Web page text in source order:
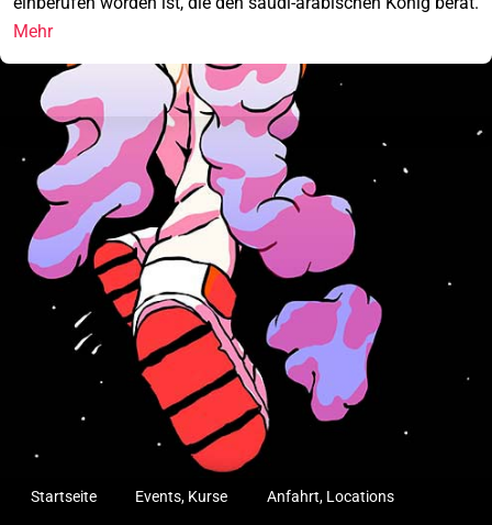
Mehr
Startseite Events, Kurse Anfahrt, Locations